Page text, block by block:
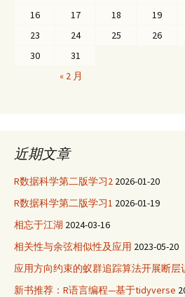
16
17 18 19
23
24 25 26
30
31
« 2 月
近期文章
R数据科学第二版学习2 2026-01-20
R数据科学第二版学习1 2026-01-19
相忘于江湖 2024-03-16
相关性与余弦相似性及应用 2023-05-20
应用方向约束的蚁群追踪算法开展断层
新书推荐：R语言编程—基于tidyverse